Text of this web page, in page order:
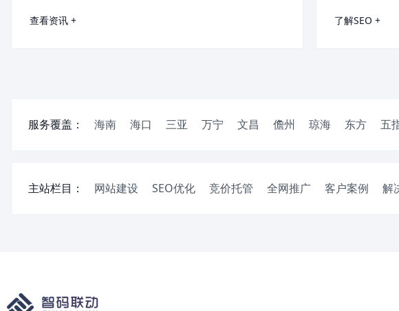
查看资讯 + 了解SEO +
服务覆盖： 海南 海口 三亚 万宁 文昌 儋州 琼海 东方 五
主站栏目： 网站建设 SEO优化 竞价托管 全网推广 客户案例 解